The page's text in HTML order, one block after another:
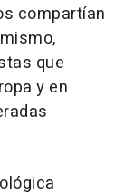
compartían
que
y en